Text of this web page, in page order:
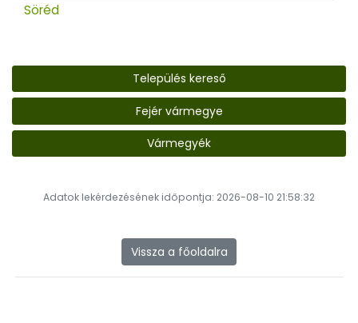
Söréd
Település kereső
Fejér vármegye
Vármegyék
Adatok lekérdezésének időpontja: 2026-08-10 21:58:32
Vissza a főoldalra